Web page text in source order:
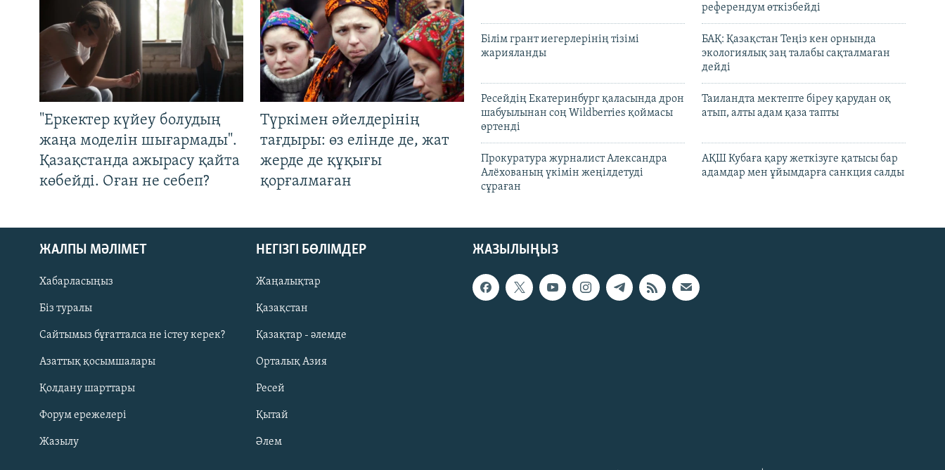
Русский
ЖАЗЫЛЫҢЫЗ
"Еркектер күйеу болудың
жаңа моделін шығармады".
Қазақстанда ажырасу қайта
көбейді. Оған не себеп?
Түркімен әйелдерінің
тағдыры: өз елінде де, жат
жерде де құқығы
қорғалмаған
референдум өткізбейді
Білім грант иегерлерінің тізімі
жарияланды
БАҚ: Қазақстан Теңіз кен орнында
экологиялық заң талабы сақталмаған
дейді
Ресейдің Екатеринбург қаласында дрон
шабуылынан соң Wildberries қоймасы
өртенді
Таиландта мектепте біреу қарудан оқ
атып, алты адам қаза тапты
Прокуратура журналист Александра
Алёхованың үкімін жеңілдетуді
сұраған
АҚШ Кубаға қару жеткізуге қатысы бар
адамдар мен ұйымдарға санкция салды
ЖАЗЫЛЫҢЫЗ
ЖАЛПЫ МӘЛІМЕТ
Хабарласыңыз
Біз туралы
Сайтымыз бұғатталса не істеу керек?
Азаттық қосымшалары
Қолдану шарттары
Форум ережелері
Жазылу
НЕГІЗГІ БӨЛІМДЕР
Жаңалықтар
Қазақстан
Қазақтар - әлемде
Орталық Азия
Ресей
Қытай
Әлем